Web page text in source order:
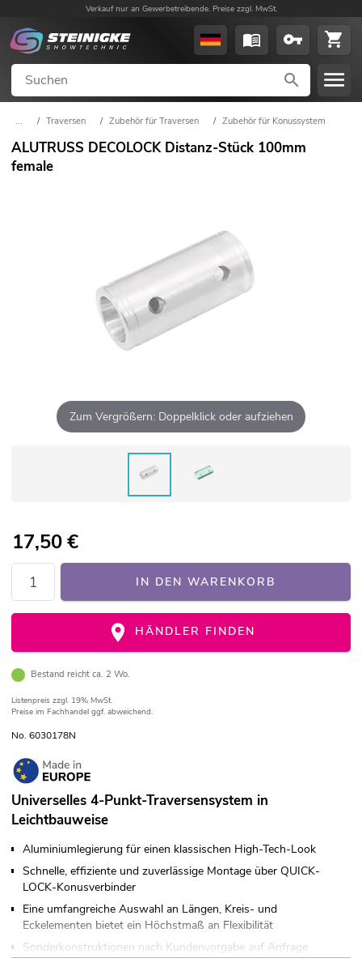
Verkauf nur an Gewerbetreibende. Preise zzgl. MwSt.
... / Traversen / Zubehör für Traversen / Zubehör für Konussystem
ALUTRUSS DECOLOCK Distanz-Stück 100mm
female
Zum Vergrößern: Doppelklick oder aufziehen
17,50€
IN DEN WARENKORB
HÄNDLER FINDEN
Bestand reicht ca. 2 Wo.
Listenpreis zzgl. 19% MwSt.
Preise im Fachhandel ggf. abweichend.
No. 6030178N
Universelles 4-Punkt-Traversensystem in
Leichtbauweise
Aluminiumlegierung für einen klassischen High-Tech-Look
Schnelle, effiziente und zuverlässige Montage über QUICK-
LOCK-Konusverbinder
Eine umfangreiche Auswahl an Längen, Kreis- und
Eckelementen bietet ein Höchstmaß an Flexibilität
Sonderkonstruktionen nach Kundenvorgabe auf Anfrage